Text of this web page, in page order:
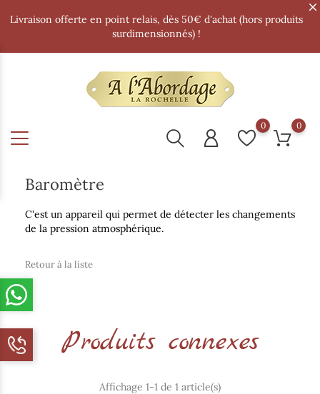
Livraison offerte en point relais, dès 50€ d'achat (hors produits
surdimensionnés) !
0 0
Baromètre
C'est un appareil qui permet de détecter les changements
de la pression atmosphérique.
Retour à la liste
Produits connexes
Affichage 1-1 de 1 article(s)